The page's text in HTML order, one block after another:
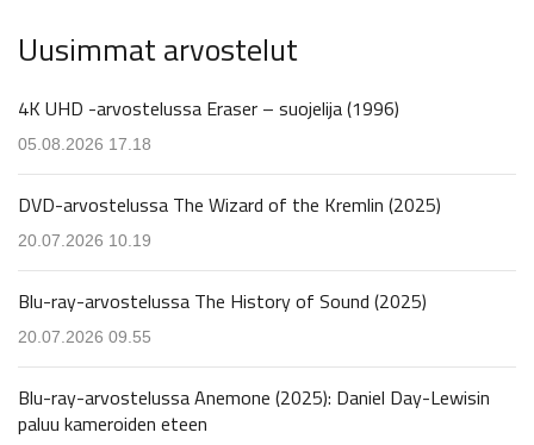
Uusimmat arvostelut
4K UHD -arvostelussa Eraser – suojelija (1996)
05.08.2026 17.18
DVD-arvostelussa The Wizard of the Kremlin (2025)
20.07.2026 10.19
Blu-ray-arvostelussa The History of Sound (2025)
20.07.2026 09.55
Blu-ray-arvostelussa Anemone (2025): Daniel Day-Lewisin
paluu kameroiden eteen